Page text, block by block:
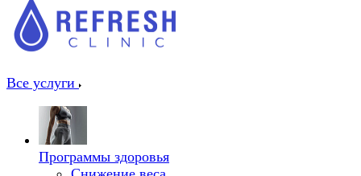
Все услуги
Программы здоровья